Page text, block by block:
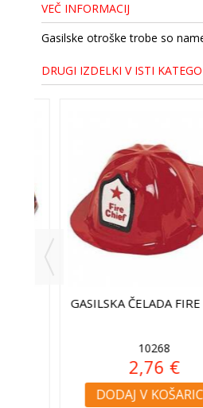
VEČ INFORMACIJ
Gasilske otroške trobe so
DRUGI IZDELKI V ISTI
GASILSKA ČELADA FIRE
10268
2,76 €
DODAJ V KOŠARICO